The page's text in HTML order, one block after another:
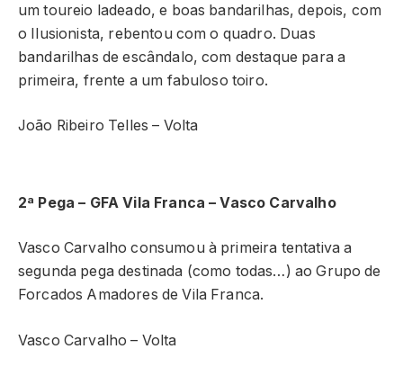
um toureio ladeado, e boas bandarilhas, depois, com
o Ilusionista, rebentou com o quadro. Duas
bandarilhas de escândalo, com destaque para a
primeira, frente a um fabuloso toiro.
João Ribeiro Telles – Volta
2ª Pega – GFA Vila Franca – Vasco Carvalho
Vasco Carvalho consumou à primeira tentativa a
segunda pega destinada (como todas…) ao Grupo de
Forcados Amadores de Vila Franca.
Vasco Carvalho – Volta